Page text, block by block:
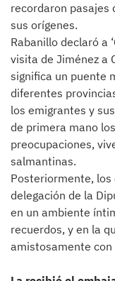
recordaron pasajes
sus orígenes.
Rabanillo declaró a
visita de Jiménez a
significa un puente
diferentes
los emigrantes y
de primera mano
preocupaciones,
salmantinas.
Posteriormente,
delegación de la
en un ambiente
recuerdos, y en la
amistosamente con